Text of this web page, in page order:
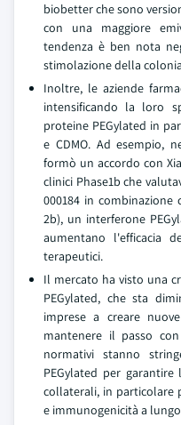
biobetter che sono
con una maggiore
tendenza è ben nota
stimolazione della
Inoltre, le aziende
intensificando la loro
proteine PEGylated in
e CDMO. Ad esempio,
formò un accordo con
clinici Phase1b che
000184 in combinazione
2b), un interferone
aumentano l'efficacia
terapeutici.
Il mercato ha visto una
PEGylated, che sta
imprese a creare
mantenere il passo
normativi stanno
PEGylated per
collaterali, in particolare
e immunogenicità a